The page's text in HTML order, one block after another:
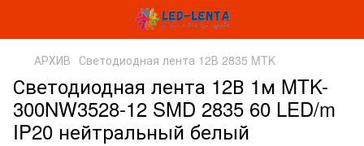
АРХИВ Светодиодная лента 12В 2835 MTK
Светодиодная лента 12В 1м MTK-
300NW3528-12 SMD 2835 60 LED/m
IP20 нейтральный белый